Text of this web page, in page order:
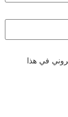
في هذا